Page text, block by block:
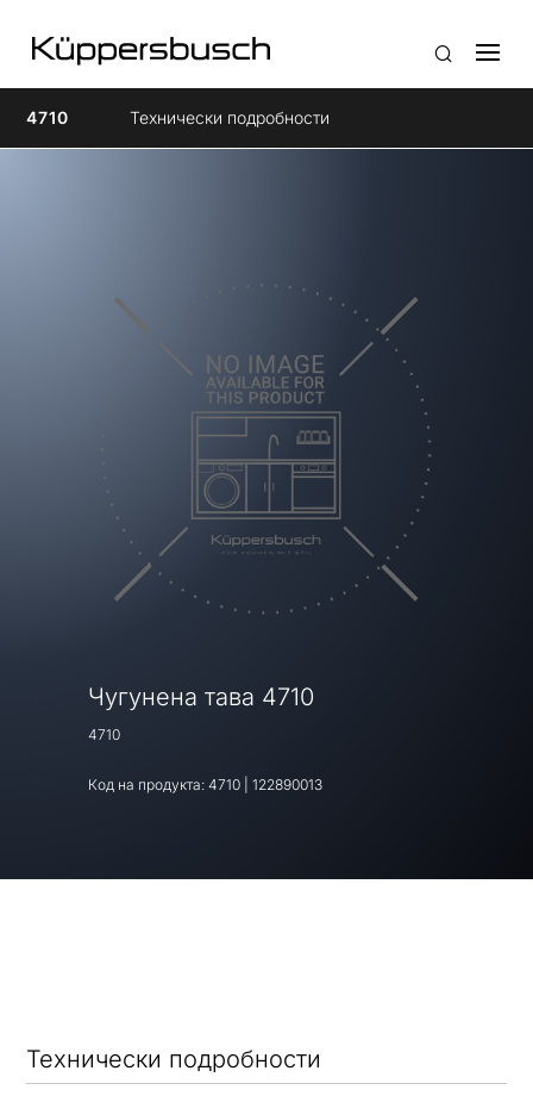
4710 Технически подробности
Чугунена тава 4710
4710
Код на продукта: 4710 122890013
Технически подробности